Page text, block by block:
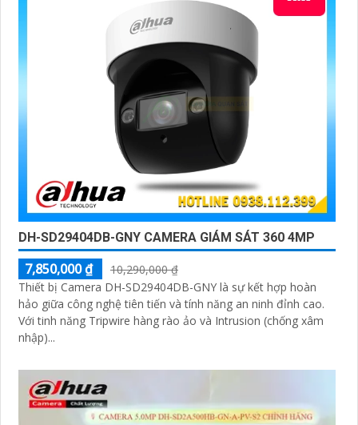
DH-SD29404DB-GNY CAMERA GIÁM SÁT 360 4MP
7,850,000 ₫
10,290,000 ₫
Thiết bị Camera DH-SD29404DB-GNY là sự kết hợp hoàn
hảo giữa công nghệ tiên tiến và tính năng an ninh đỉnh cao.
Với tinh năng Tripwire hàng rào ảo và Intrusion (chống xâm
nhập)...